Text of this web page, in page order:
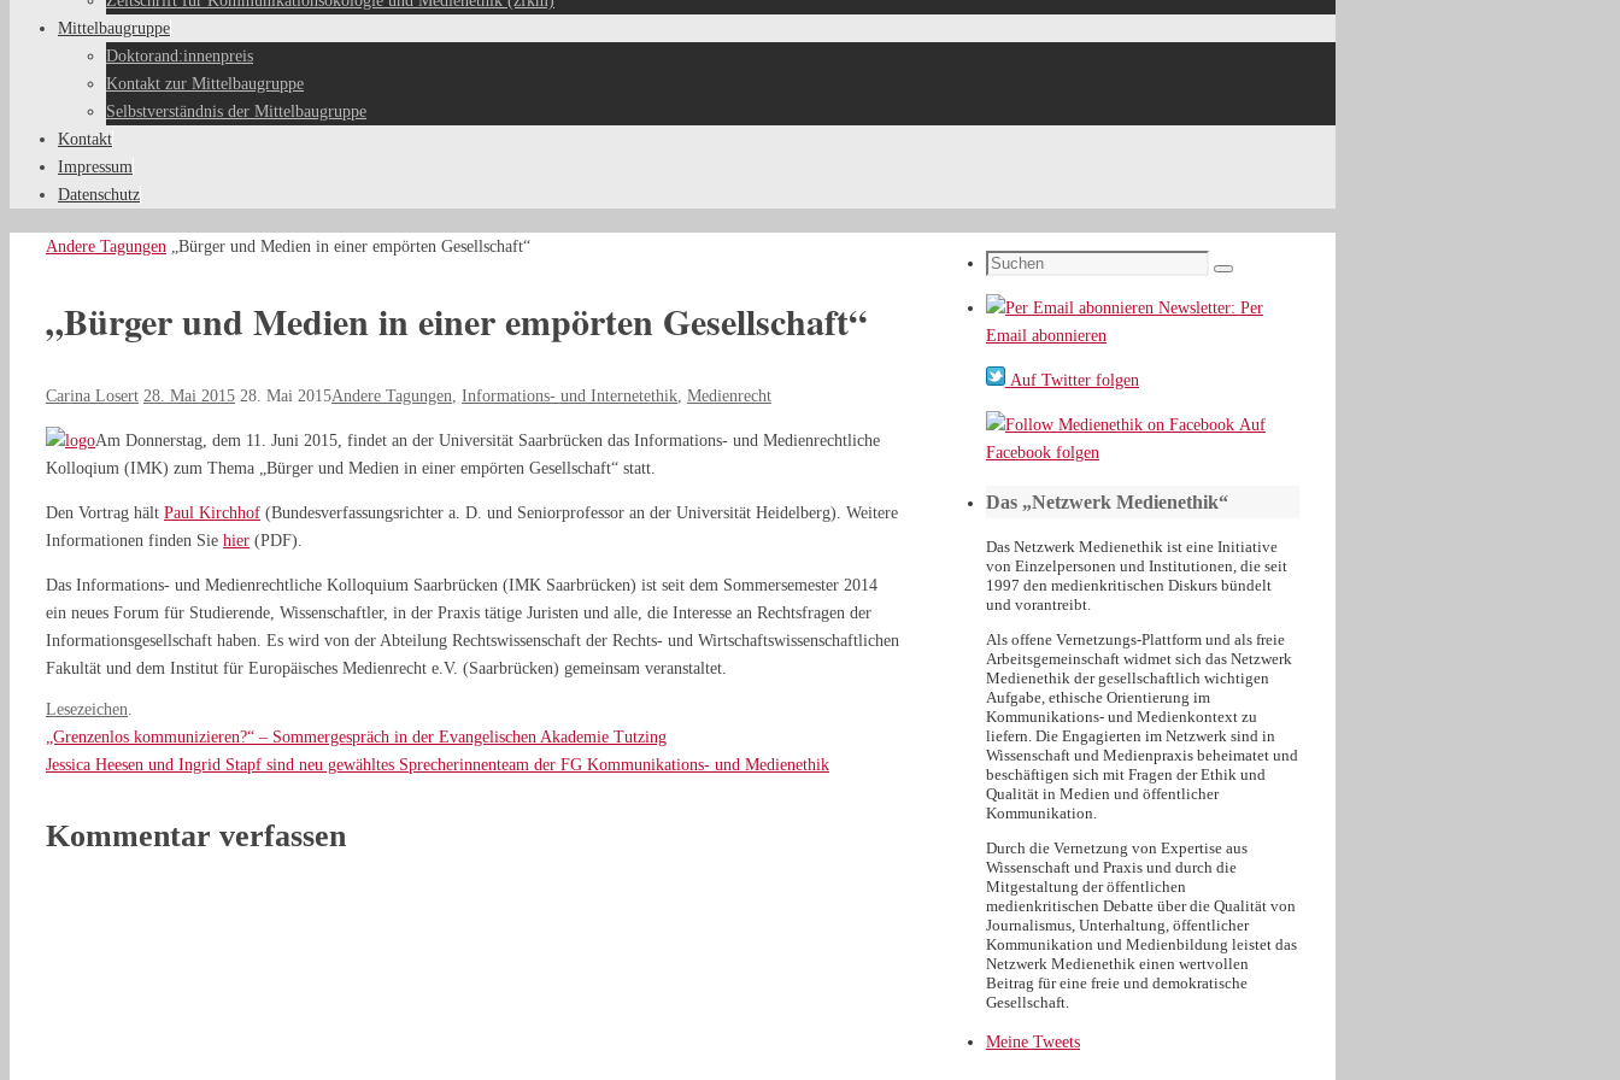
Mittelbaugruppe
Doktorand:innenpreis
Kontakt zur Mittelbaugruppe
Selbstverständnis der Mittelbaugruppe
Kontakt
Impressum
Datenschutz
Start
Andere Tagungen „Bürger und Medien in einer empörten Gesellschaft“
„Bürger und Medien in einer empörten Gesellschaft“
Carina Losert 28. Mai 2015 28. Mai 2015Andere Tagungen Informations- und Internetethik Medienrecht
Am Donnerstag, dem 11. Juni 2015, findet an der Universität Saarbrücken das Informations- und Medienrechtliche
Kolloqium (IMK) zum Thema „Bürger und Medien in einer empörten Gesellschaft“ statt.
Den Vortrag hält Paul Kirchhof (Bundesverfassungsrichter a. D. und Seniorprofessor an der Universität Heidelberg). Weitere
Informationen finden Sie hier (PDF).
Das Informations- und Medienrechtliche Kolloquium Saarbrücken (IMK Saarbrücken) ist seit dem Sommersemester 2014
ein neues Forum für Studierende, Wissenschaftler, in der Praxis tätige Juristen und alle, die Interesse an Rechtsfragen der
Informationsgesellschaft haben. Es wird von der Abteilung Rechtswissenschaft der Rechts- und Wirtschaftswissenschaftlichen
Fakultät und dem Institut für Europäisches Medienrecht e.V. (Saarbrücken) gemeinsam veranstaltet.
Lesezeichen
„Grenzenlos kommunizieren?“ – Sommergespräch in der Evangelischen Akademie Tutzing
Jessica Heesen und Ingrid Stapf sind neu gewähltes Sprecherinnenteam der FG Kommunikations- und Medienethik
Kommentar verfassen
Suchen
nach:
Suchen
Newsletter: Per
Email abonnieren
Auf Twitter folgen
Auf
Facebook folgen
Das „Netzwerk Medienethik“
Das Netzwerk Medienethik ist eine Initiative
von Einzelpersonen und Institutionen, die seit
1997 den medienkritischen Diskurs bündelt
und vorantreibt.
Als offene Vernetzungs-Plattform und als freie
Arbeitsgemeinschaft widmet sich das Netzwerk
Medienethik der gesellschaftlich wichtigen
Aufgabe, ethische Orientierung im
Kommunikations- und Medienkontext zu
liefern. Die Engagierten im Netzwerk sind in
Wissenschaft und Medienpraxis beheimatet und
beschäftigen sich mit Fragen der Ethik und
Qualität in Medien und öffentlicher
Kommunikation.
Durch die Vernetzung von Expertise aus
Wissenschaft und Praxis und durch die
Mitgestaltung der öffentlichen
medienkritischen Debatte über die Qualität von
Journalismus, Unterhaltung, öffentlicher
Kommunikation und Medienbildung leistet das
Netzwerk Medienethik einen wertvollen
Beitrag für eine freie und demokratische
Gesellschaft.
Meine Tweets